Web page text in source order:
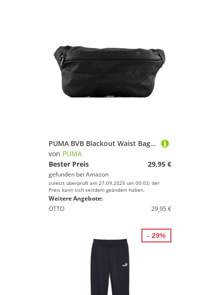
PUMA BVB Blackout Waist Bag Puma Black
von PUMA
Bester Preis
29,95 €
gefunden bei Amazon
zuletzt überprüft am 27.09.2025 um 00:03; der
Preis kann sich seitdem geändert haben.
Weitere Angebote:
OTTO
29,95 €
- 29%